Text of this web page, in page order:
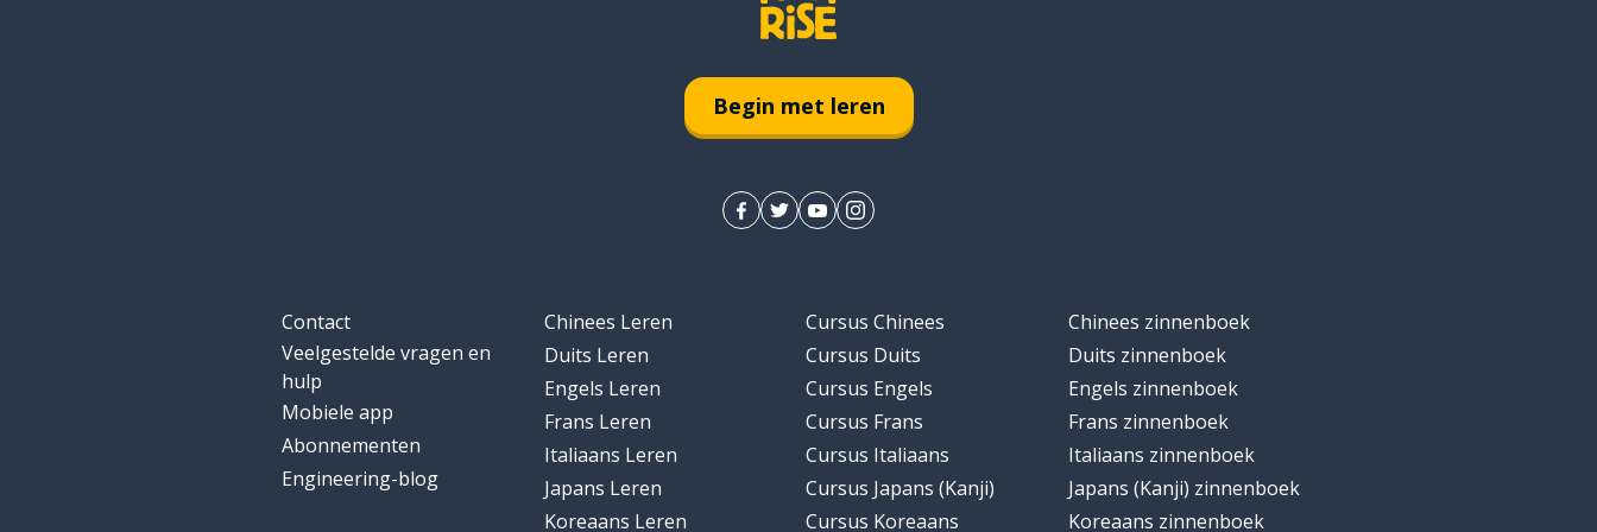
Begin met leren
Contact
Veelgestelde vragen en
hulp
Mobiele app
Abonnementen
Engineering-blog
Chinees Leren
Duits Leren
Engels Leren
Frans Leren
Italiaans Leren
Japans Leren
Koreaans Leren
Cursus Chinees
Cursus Duits
Cursus Engels
Cursus Frans
Cursus Italiaans
Cursus Japans (Kanji)
Cursus Koreaans
Chinees zinnenboek
Duits zinnenboek
Engels zinnenboek
Frans zinnenboek
Italiaans zinnenboek
Japans (Kanji) zinnenboek
Koreaans zinnenboek